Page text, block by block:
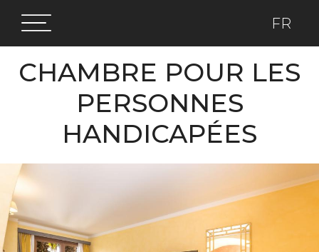
FR
CHAMBRE POUR LES
PERSONNES
HANDICAPÉES